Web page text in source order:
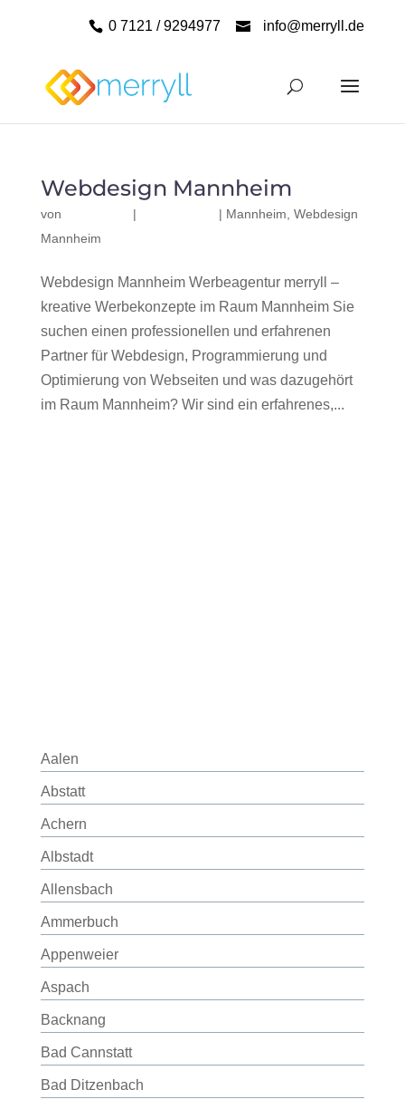
0 7121 / 9294977 info@merryll.de
Webdesign Mannheim
von | | Mannheim Webdesign
Mannheim
Webdesign Mannheim Werbeagentur merryll –
kreative Werbekonzepte im Raum Mannheim Sie
suchen einen professionellen und erfahrenen
Partner für Webdesign, Programmierung und
Optimierung von Webseiten und was dazugehört
im Raum Mannheim? Wir sind ein erfahrenes,...
Aalen
Abstatt
Achern
Albstadt
Allensbach
Ammerbuch
Appenweier
Aspach
Backnang
Bad Cannstatt
Bad Ditzenbach